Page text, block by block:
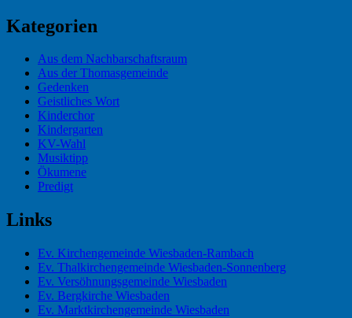
Kategorien
Aus dem Nachbarschaftsraum
Aus der Thomasgemeinde
Gedenken
Geistliches Wort
Kinderchor
Kindergarten
KV-Wahl
Musiktipp
Ökumene
Predigt
Links
Ev. Kirchengemeinde Wiesbaden-Rambach
Ev. Thalkirchengemeinde Wiesbaden-Sonnenberg
Ev. Versöhnungsgemeinde Wiesbaden
Ev. Bergkirche Wiesbaden
Ev. Marktkirchengemeinde Wiesbaden